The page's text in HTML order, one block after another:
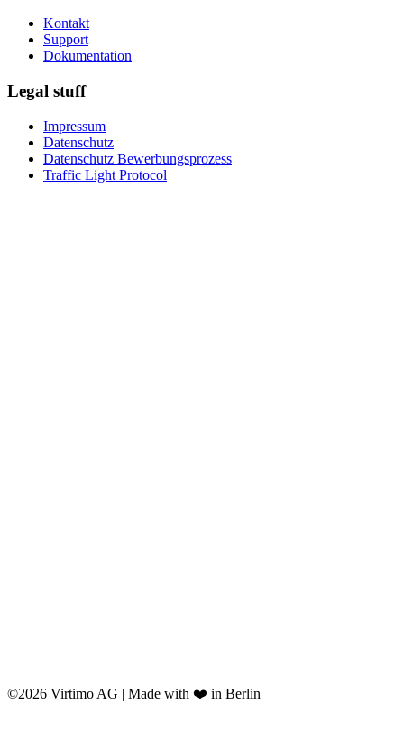
Kontakt
Support
Dokumentation
Legal stuff
Impressum
Datenschutz
Datenschutz Bewerbungsprozess
Traffic Light Protocol
©2026 Virtimo AG | Made with ❤️ in Berlin